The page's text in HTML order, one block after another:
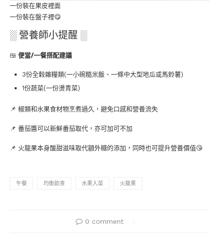
一份裝在果皮裡面
一份裝在盤子裡😋
░ 營養師小提醒 ░
🍱 便當/一餐搭配建議
3份全榖雜糧類(一小碗糙米飯、一條中大型地瓜或馬鈴薯)
1份蔬菜(一份燙青菜)
📌 椒類和水果食材物烹煮過久，避免口感和營養流失
📌 番茄醬可以新鮮番茄取代，亦可加可不加
📌 火龍果本身酸甜滋味取代額外糖的添加，同時也可提升營養價值😘
午餐 均衡飲食 水果入菜 火龍果
0 comment